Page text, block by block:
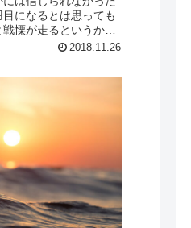
になるとは思っても
慄が走るというか衝
2018.11.26